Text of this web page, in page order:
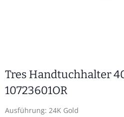
Tres Handtuchhalter
10723601OR
Ausführung: 24K Gold